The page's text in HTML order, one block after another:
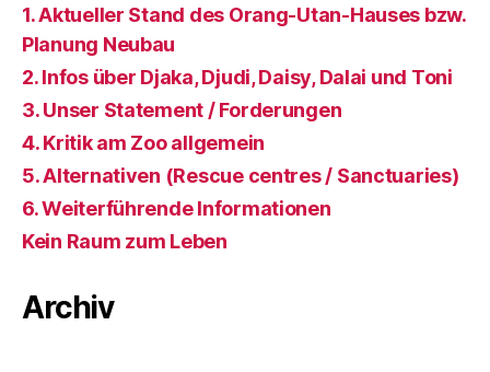
1. Aktueller Stand des Orang-Utan-Hauses bzw.
Planung Neubau
2. Infos über Djaka, Djudi, Daisy, Dalai und Toni
3. Unser Statement / Forderungen
4. Kritik am Zoo allgemein
5. Alternativen (Rescue centres / Sanctuaries)
6. Weiterführende Informationen
Kein Raum zum Leben
Archiv